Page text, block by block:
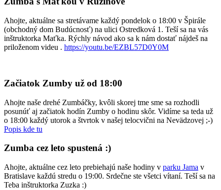
Ahojte, aktuálne sa stretávame každý pondelok o 18:00 v Špirále
(obchodný dom Budúcnosť) na ulici Ostredková 1. Teší sa na vás
inštruktorka Maťka. Rýchly návod ako sa k nám dostať nájdeš na
priloženom videu . https://youtu.be/EZBL57D0Y0M
Začiatok Zumby už od 18:00
Ahojte naše drehé Zumbáčky, kvôli skorej tme sme sa rozhodli
posunúť aj začiatok hodín Zumby o hodinu skôr. Vidíme sa teda už
o 18:00 každý utorok a štvrtok v našej telocvični na Nevädzovej ;-)
Popis kde tu
Zumba cez leto spustená :)
Ahojte, aktuálne cez leto prebiehajú naše hodiny v parku Jama v
Bratislave každú stredu o 19:00. Srdečne ste všetci vítaní. Teší sa na
Teba inštruktorka Zuzka :)